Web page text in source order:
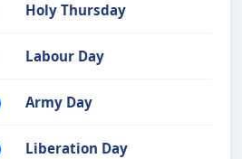
Holy Thursday
Labour Day
Army Day
Liberation Day